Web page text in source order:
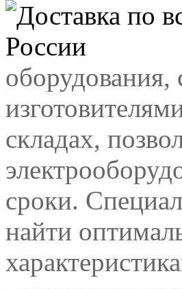
оборудования,
складах,
сроки.
найти